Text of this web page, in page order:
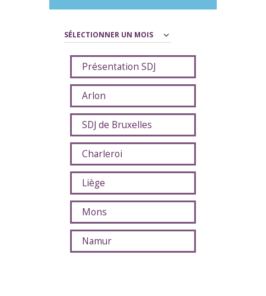
Archives
Présentation SDJ
Arlon
SDJ de Bruxelles
Charleroi
Liège
Mons
Namur